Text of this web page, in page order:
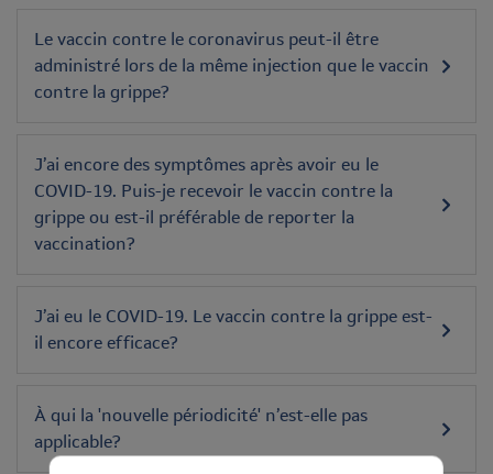
Le vaccin contre le coronavirus peut-il être
administré lors de la même injection que le vaccin
contre la grippe?
J’ai encore des symptômes après avoir eu le
COVID-19. Puis-je recevoir le vaccin contre la
grippe ou est-il préférable de reporter la
vaccination?
J’ai eu le COVID-19. Le vaccin contre la grippe est-
il encore efficace?
À qui la 'nouvelle périodicité' n’est-elle pas
applicable?